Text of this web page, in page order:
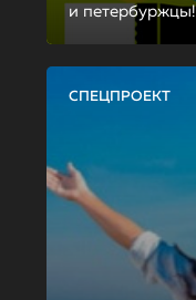
и петербуржцы!
СПЕЦПРОЕКТ